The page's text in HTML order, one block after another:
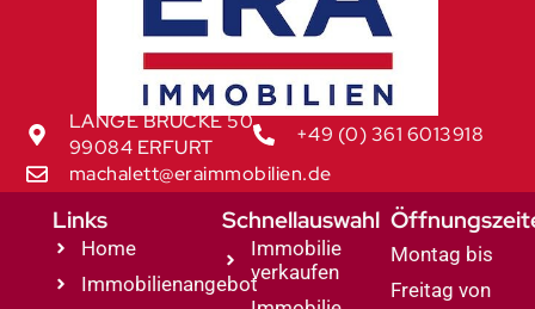
LANGE BRÜCKE 50
99084 ERFURT
+49 (0) 361 6013918
machalett@eraimmobilien.de
Links
Home
Immobilienangebot
Schnellauswahl
Immobilie
verkaufen
Montag bis
Freitag von